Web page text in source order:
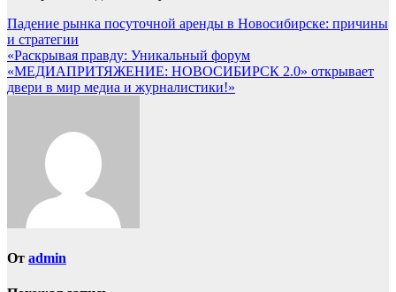
Навигация
по
записям
Падение рынка посуточной аренды в Новосибирске: причины
и стратегии
«Раскрывая правду: Уникальный форум
«МЕДИАПРИТЯЖЕНИЕ: НОВОСИБИРСК 2.0» открывает
двери в мир медиа и журналистики!»
От admin